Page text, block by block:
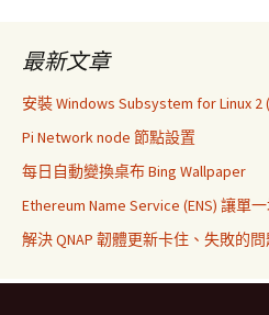
最新文章
安裝 Windows Subsystem for Linux 2
Pi Network node 節點設置
每日自動變換桌布 Bing Wallpaper
Ethereum Name Service (ENS) 讓單
解決 QNAP 韌體更新卡住、失敗的